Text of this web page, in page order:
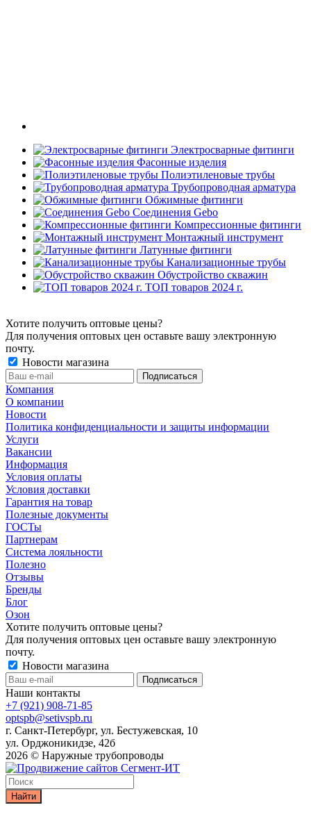
Электросварные фитинги
Фасонные изделия
Полиэтиленовые трубы
Трубопроводная арматура
Обжимные фитинги
Соединения Gebo
Компрессионные фитинги
Монтажный инструмент
Латунные фитинги
Канализационные трубы
Обустройство скважин
ТОП товаров 2024 г.
Хотите получить оптовые цены?
Для получения оптовых цен оставьте вашу электронную
почту.
Новости магазина
Компания
О компании
Новости
Политика конфиденциальности и защиты информации
Услуги
Вакансии
Информация
Условия оплаты
Условия доставки
Гарантия на товар
Полезные документы
ГОСТы
Партнерам
Система лояльности
Полезно
Отзывы
Бренды
Блог
Озон
Хотите получить оптовые цены?
Для получения оптовых цен оставьте вашу электронную
почту.
Новости магазина
Наши контакты
+7 (921) 908-71-85
optspb@setivspb.ru
г. Санкт-Петербург, ул. Бестужевская, 10
ул. Орджоникидзе, 42б
2026 © Наружные трубопроводы
Найти